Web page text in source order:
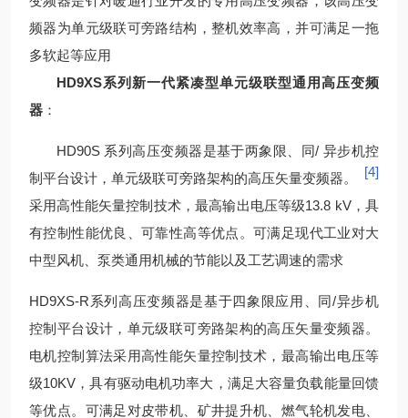
频器为单元级联可旁路结构，整机效率高，并可满足一拖
多软起等应用
HD9XS系列新一代紧凑型单元级联型通用高压变频
器 ：
HD90S 系列高压变频器是基于两象限、同/ 异步机控
制平台设计，单元级联可旁路架构的高压矢量变频器。
[4]
采用高性能矢量控制技术，最高输出电压等级13.8 kV，具
有控制性能优良、可靠性高等优点。可满足现代工业对大
中型风机、泵类通用机械的节能以及工艺调速的需求
HD9XS-R系列高压变频器是基于四象限应用、同/异步机
控制平台设计，单元级联可旁路架构的高压矢量变频器。
电机控制算法采用高性能矢量控制技术，最高输出电压等
级10KV，具有驱动电机功率大，满足大容量负载能量回馈
等优点。可满足对皮带机、矿井提升机、燃气轮机发电、